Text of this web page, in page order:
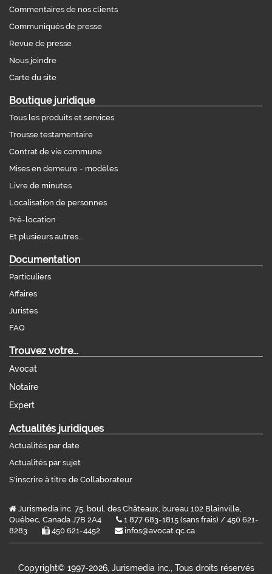
Commentaires de nos clients
Communiqués de presse
Revue de presse
Nous joindre
Carte du site
Boutique juridique
Tous les produits et services
Trousse testamentaire
Contrat de vie commune
Mises en demeure - modèles
Livre de minutes
Localisation de personnes
Pré-location
Et plusieurs autres...
Documentation
Particuliers
Affaires
Juristes
FAQ
Trouvez votre...
Avocat
Notaire
Expert
Actualités juridiques
Actualités par date
Actualités par sujet
S'inscrire à titre de Collaborateur
Jurismedia inc. 75, boul. des Châteaux, bureau 102 Blainville,
Québec, Canada J7B 2A4
1 877 683-1815 (sans frais) / 450 621-
8283
450 621-4452 infos@avocat.qc.ca
Copyright© 1997-2026, Jurismedia inc., Tous droits réservés